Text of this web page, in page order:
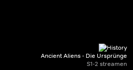
Ancient Aliens - Die Ursprünge
S1-2 streamen